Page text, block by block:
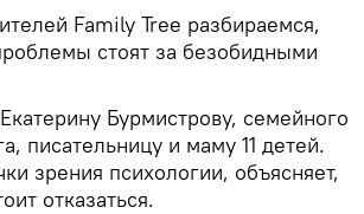
Family Tree разбираемся,
стоят за безобидными
Бурмистрову, семейного
писательницу и маму 11 детей.
зрения психологии, объясняет,
отказаться.